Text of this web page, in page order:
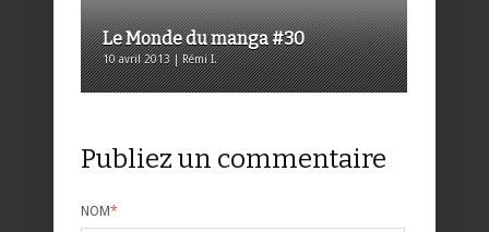
Le Monde du manga #30
10 avril 2013 | Rémi I.
Publiez un commentaire
NOM*